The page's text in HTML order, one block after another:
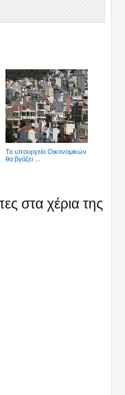
To υπουργείο Οικονομικών
θα βγάζει ...
στα χέρια της